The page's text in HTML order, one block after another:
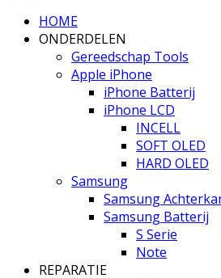
HOME
ONDERDELEN
Gereedschap Tools
Apple iPhone
iPhone Batterij
iPhone LCD
INCELL
SOFT OLED
HARD OLED
Samsung
Samsung
Samsung Batterij
S Serie
Note
REPARATIE